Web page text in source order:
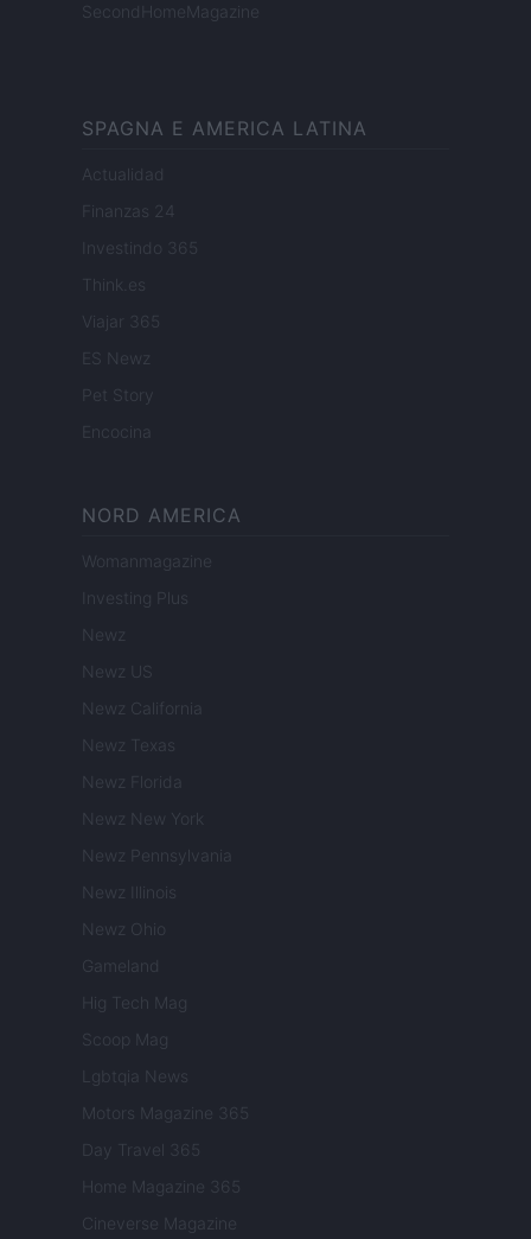
SecondHomeMagazine
SPAGNA E AMERICA LATINA
Actualidad
Finanzas 24
Investindo 365
Think.es
Viajar 365
ES Newz
Pet Story
Encocina
NORD AMERICA
Womanmagazine
Investing Plus
Newz
Newz US
Newz California
Newz Texas
Newz Florida
Newz New York
Newz Pennsylvania
Newz Illinois
Newz Ohio
Gameland
Hig Tech Mag
Scoop Mag
Lgbtqia News
Motors Magazine 365
Day Travel 365
Home Magazine 365
Cineverse Magazine